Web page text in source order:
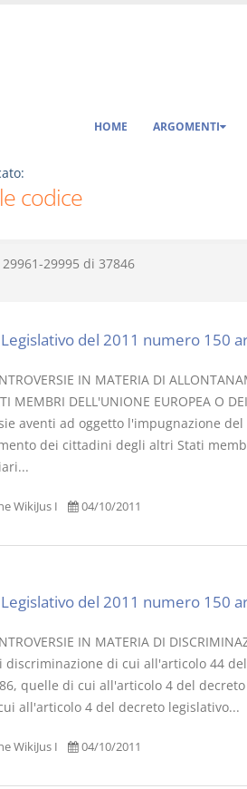
HOME ARGOMENTI
codice
29961-29995 di 37846
del 2011 numero 150
IN MATERIA DI
MEMBRI DELL'UNIONE EUROPEA O
aventi ad oggetto l'impugnazione
dei cittadini degli altri Stati
WikiJus I 04/10/2011
del 2011 numero 150
IN MATERIA DI
discriminazione di cui all'articolo 44
quelle di cui all'articolo 4 del
all'articolo 4 del decreto legislativo...
WikiJus I 04/10/2011
(iva incl.)